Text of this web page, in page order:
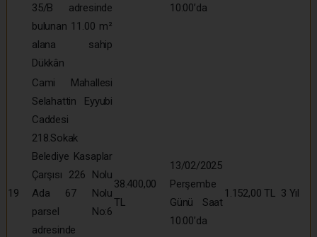
35/B adresinde
bulunan 11.00 m²
alana sahip
Dükkân
10:00’da
19
Cami Mahallesi
Selahattin Eyyubi
Caddesi
218.Sokak
Belediye Kasaplar
Çarşısı 226 Nolu
Ada 67 Nolu
parsel No:6
adresinde
38.400,00
TL
13/02/2025
Perşembe
Günü Saat
10:00’da
1.152,00 TL 3 Yıl